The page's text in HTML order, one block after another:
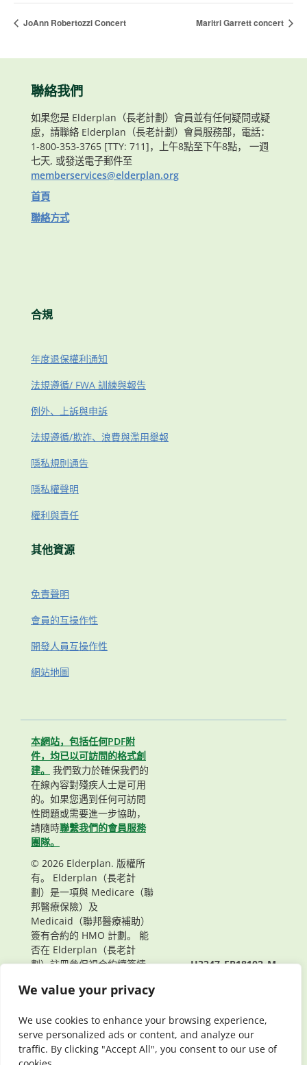
We value your privacy
We use cookies to enhance your browsing experience,
serve personalized ads or content, and analyze our
traffic. By clicking "Accept All", you consent to our use of
JoAnn Robertozzi Concert Maritri Garrett concert
聯絡我們
如果您是 Elderplan（長老計劃）會員並有任何疑問或疑
慮，請聯絡 Elderplan（長老計劃）會員服務部，電話：
1-800-353-3765 [TTY: 711]，上午8點至下午8點， 一週
七天, 或發送電子郵件至
memberservices@elderplan.org
首頁
聯絡方式
合規
年度退保權利通知
法規遵循/ FWA 訓練與報告
例外、上訴與申訴
法規遵循/欺詐、浪費與濫用舉報
隱私規則通告
隱私權聲明
權利與責任
其他資源
免責聲明
會員的互操作性
開發人員互操作性
網站地圖
本網站，包括任何PDF附
件，均已以可訪問的格式創
建。
我們致力於確保我們的
在線內容對殘疾人士是可用
的。如果您遇到任何可訪問
性問題或需要進一步協助，
請隨時聯繫我們的會員服務
團隊。
© 2026 Elderplan. 版權所
有。 Elderplan（長老計
劃）是一項與 Medicare（聯
邦醫療保險）及
Medicaid（聯邦醫療補助）
簽有合約的 HMO 計劃。 能
否在 Elderplan（長老計
劃）註冊參保視合約續簽情
H3347_EP18102_M